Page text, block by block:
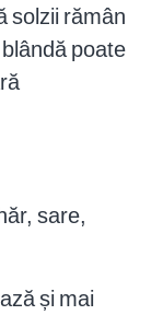
solzii rămân
poate
sare,
și mai